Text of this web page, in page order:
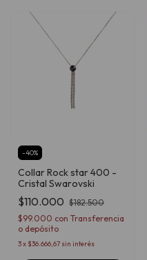
-40%
Collar Rock star 400 -
Cristal Swarovski
$110.000 $182.500
$99.000 con Transferencia
o depósito
3x $36.666,67 sin interés